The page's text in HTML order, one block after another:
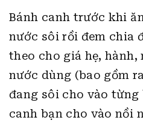
Bánh canh trước khi
nước sôi rồi đem chia
theo cho giá hẹ, hành,
nước dùng (bao gồm
đang sôi cho vào từng
canh bạn cho vào nồi